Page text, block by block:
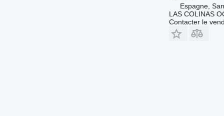
Espagne,
LAS COLINAS
Contacter le